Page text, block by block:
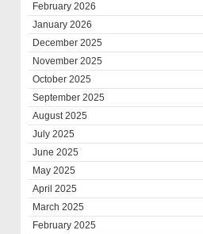
February 2026
January 2026
December 2025
November 2025
October 2025
September 2025
August 2025
July 2025
June 2025
May 2025
April 2025
March 2025
February 2025